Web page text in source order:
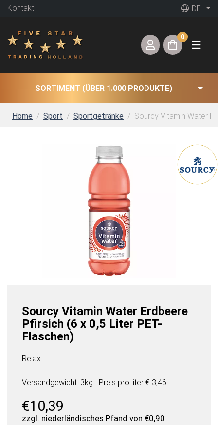
Kontakt DE
0
SORTIMENT (ÜBER 1.000 PRODUKTE)
Home Sport Sportgetränke Sourcy Vitamin Water
Sourcy Vitamin Water Erdbeere
Pfirsich (6 x 0,5 Liter PET-
Flaschen)
Relax
Versandgewicht: 3kg Preis pro liter € 3,46
€10,39
zzgl. niederländisches Pfand von €0,90